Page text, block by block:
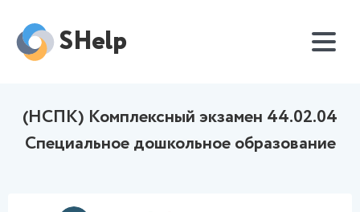
SHelp
(НСПК) Комплексный экзамен 44.02.04
Специальное дошкольное образование